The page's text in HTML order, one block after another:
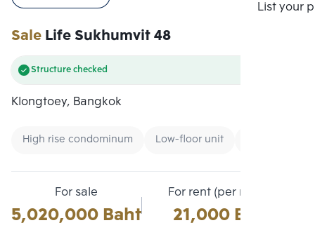
List your
SaleLife Sukhumvit 48
Structure checked
Klongtoey, Bangkok
High rise condominum Low-floor unit
For sale
5,020,000 Baht
For rent (per month)
21,000 Baht